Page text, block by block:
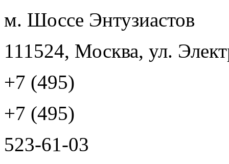
м. Шоссе Энтузиастов
111524, Москва, ул.
+7 (495)
+7 (495)
523-61-03